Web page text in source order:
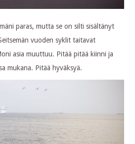
paras, mutta se on silti sisältänyt
vuoden syklit taitavat
asia muuttuu. Pitää pitää kiinni ja
mukana. Pitää hyväksyä.